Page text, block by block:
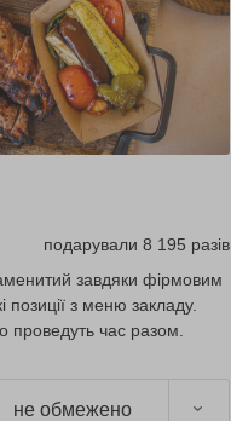
подарували 8 195 разів
завдяки фірмовим
позиції з меню закладу.
проведуть час разом.
не обмежено